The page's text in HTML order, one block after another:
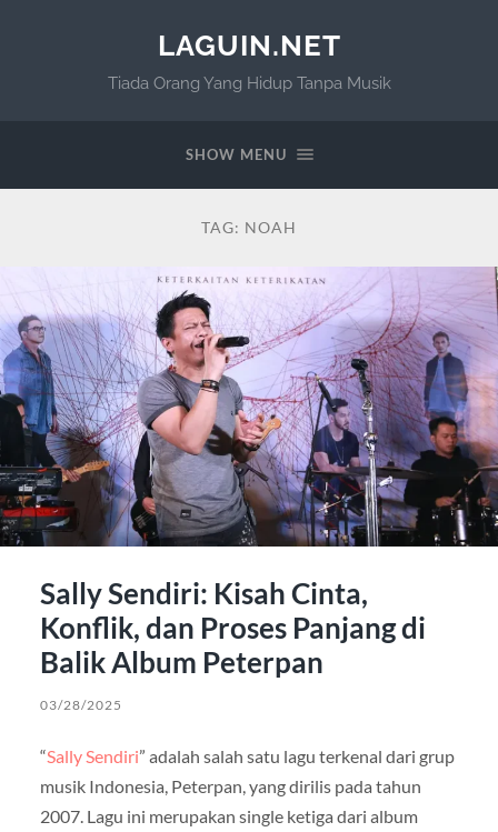
LAGUIN.NET
Tiada Orang Yang Hidup Tanpa Musik
SHOW MENU
TAG: NOAH
Sally Sendiri: Kisah Cinta,
Konflik, dan Proses Panjang di
Balik Album Peterpan
03/28/2025
“Sally Sendiri” adalah salah satu lagu terkenal dari grup
musik Indonesia, Peterpan, yang dirilis pada tahun
2007. Lagu ini merupakan single ketiga dari album